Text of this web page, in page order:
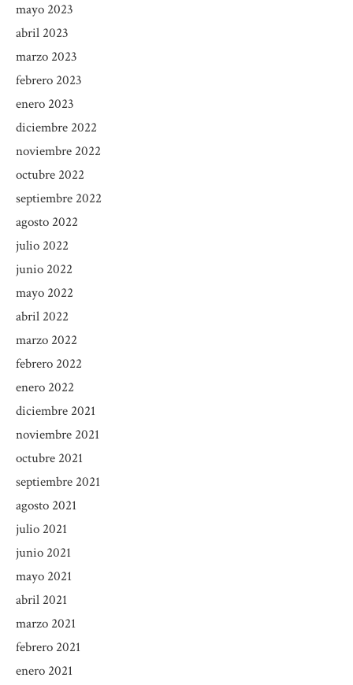
mayo 2023
abril 2023
marzo 2023
febrero 2023
enero 2023
diciembre 2022
noviembre 2022
octubre 2022
septiembre 2022
agosto 2022
julio 2022
junio 2022
mayo 2022
abril 2022
marzo 2022
febrero 2022
enero 2022
diciembre 2021
noviembre 2021
octubre 2021
septiembre 2021
agosto 2021
julio 2021
junio 2021
mayo 2021
abril 2021
marzo 2021
febrero 2021
enero 2021